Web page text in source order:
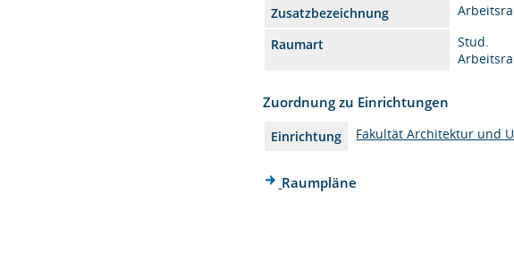
Zusatzbezeichnung
Raumart
Stud.
Zuordnung zu Einrichtungen
Einrichtung Fakultät Architektur und
Raumpläne